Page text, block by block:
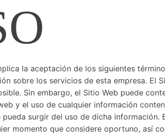
la aceptación de los siguientes
sobre los servicios de esta empresa.
Sin embargo, el Sitio Web puede
y el uso de cualquier información
surgir del uso de dicha
momento que considere oportuno, así